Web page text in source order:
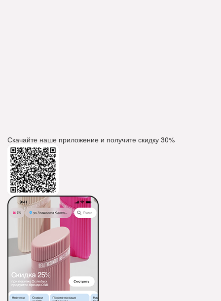
Скачайте наше приложение и получите скидку 30%